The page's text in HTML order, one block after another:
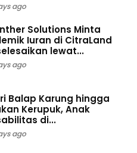
ago
Solutions Minta
Iuran di CitraLand
lewat...
ago
Balap Karung hingga
Kerupuk, Anak
di...
ago